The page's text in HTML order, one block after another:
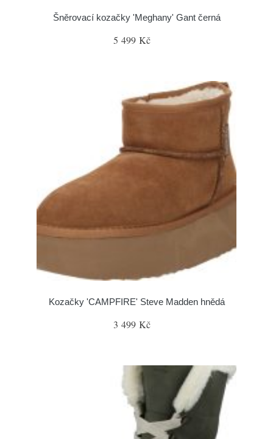
Šněrovací kozačky 'Meghany' Gant černá
5 499 Kč
Kozačky 'CAMPFIRE' Steve Madden hnědá
3 499 Kč